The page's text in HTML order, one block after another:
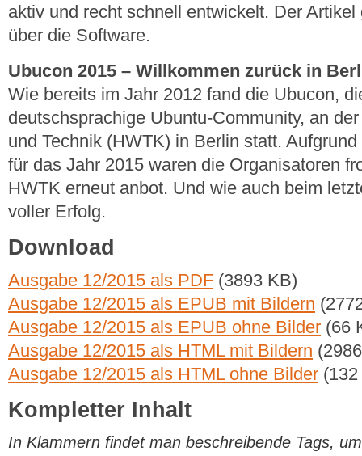
aktiv und recht schnell entwickelt. Der
über die Software.
Ubucon 2015 – Willkommen zurück in
Wie bereits im Jahr 2012 fand die Ubucon,
deutschsprachige Ubuntu-Community, an
und Technik (HWTK) in Berlin statt.
für das Jahr 2015 waren die Organisatoren
HWTK erneut anbot. Und wie auch beim
voller Erfolg.
Download
Ausgabe 12/2015 als PDF (3893 KB)
Ausgabe 12/2015 als EPUB mit Bildern
Ausgabe 12/2015 als EPUB ohne Bilder (66
Ausgabe 12/2015 als HTML mit Bildern
Ausgabe 12/2015 als HTML ohne Bilder
Kompletter Inhalt
In Klammern findet man beschreibende Tags,